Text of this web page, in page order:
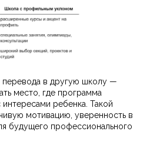
перевода в другую школу —
место, где программа
ребенка. Такой
мотивацию, уверенность в
будущего профессионального